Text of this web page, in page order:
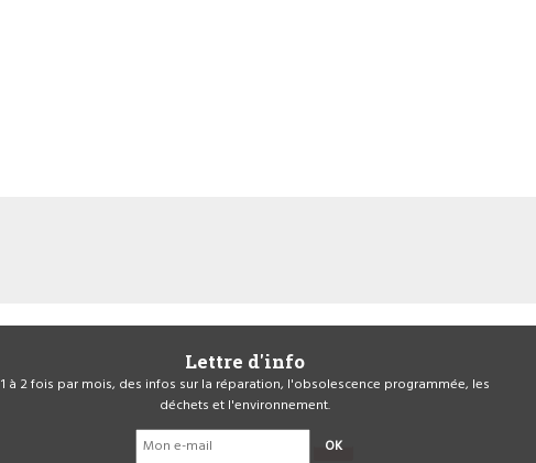
Lettre d'info
1 à 2 fois par mois, des infos sur la réparation, l'obsolescence programmée, les
déchets et l'environnement.
OK